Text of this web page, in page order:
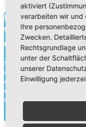
Bildung für
Wissen für
Charakter für
Schule ist mehr als
von Schülern, Lehrern
Adventistischen
ein. Neben der
charakterliche Entwick...
Mehr herausfinden
aktiviert
verarbeiten wir und
Ihre
Zwecken.
Rechtsgrundlage
unter der
unserer
Einwilligung